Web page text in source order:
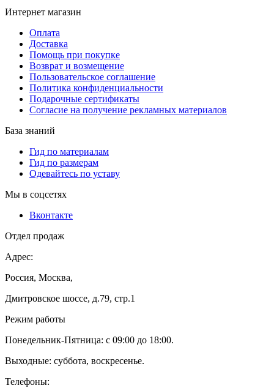
Интернет магазин
Оплата
Доставка
Помощь при покупке
Возврат и возмещение
Пользовательское соглашение
Политика конфиденциальности
Подарочные сертификаты
Согласие на получение рекламных материалов
База знаний
Гид по материалам
Гид по размерам
Одевайтесь по уставу
Мы в соцсетях
Вконтакте
Отдел продаж
Адрес:
Россия, Москва,
Дмитровское шоссе, д.79, стр.1
Режим работы
Понедельник-Пятница: с 09:00 до 18:00.
Выходные: суббота, воскресенье.
Телефоны: